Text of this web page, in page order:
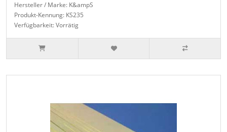
Hersteller / Marke: K&ampS
Produkt-Kennung: KS235
Verfügbarkeit: Vorrätig